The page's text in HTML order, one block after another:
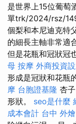
是世界上15位葡萄
單trk/2024/rsz/
個梨和本尼迪克特
的細長主軸非常適
但是花瓶和冠狀冠
母 按摩 外商投資
形成是冠狀和花瓶
摩 台胞證基隆 杏
形狀。 seo是什麼
成本會計 台中 外